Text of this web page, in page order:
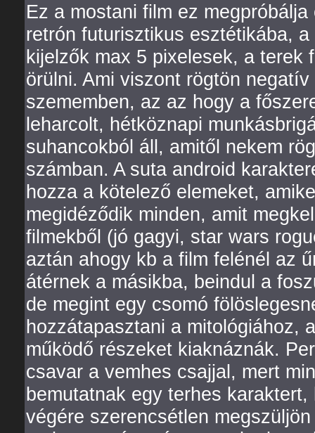
Ez a mostani film ez
retrón futurisztikus esztétikába,
kijelzők max 5 pixelesek, a terek
örülni. Ami viszont rögtön
szememben, az az hogy a
leharcolt, hétköznapi
suhancokból áll, amitől nekem
számban. A suta android
hozza a kötelező elemeket,
megidéződik minden, amit
filmekből (jó gagyi, star wars
aztán ahogy kb a film felénél az
átérnek a másikba, beindul a
de megint egy csomó
hozzátapasztani a mitológiához,
működő részeket kiaknáznák.
csavar a vemhes csajjal, mert
bemutatnak egy terhes
végére szerencsétlen